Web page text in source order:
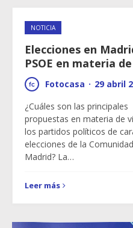
NOTICIA
Elecciones en
PSOE en materia
Fotocasa · 29 abril
¿Cuáles son las principales
propuestas en materia de
los partidos políticos de
elecciones de la
Madrid? La…
Leer más